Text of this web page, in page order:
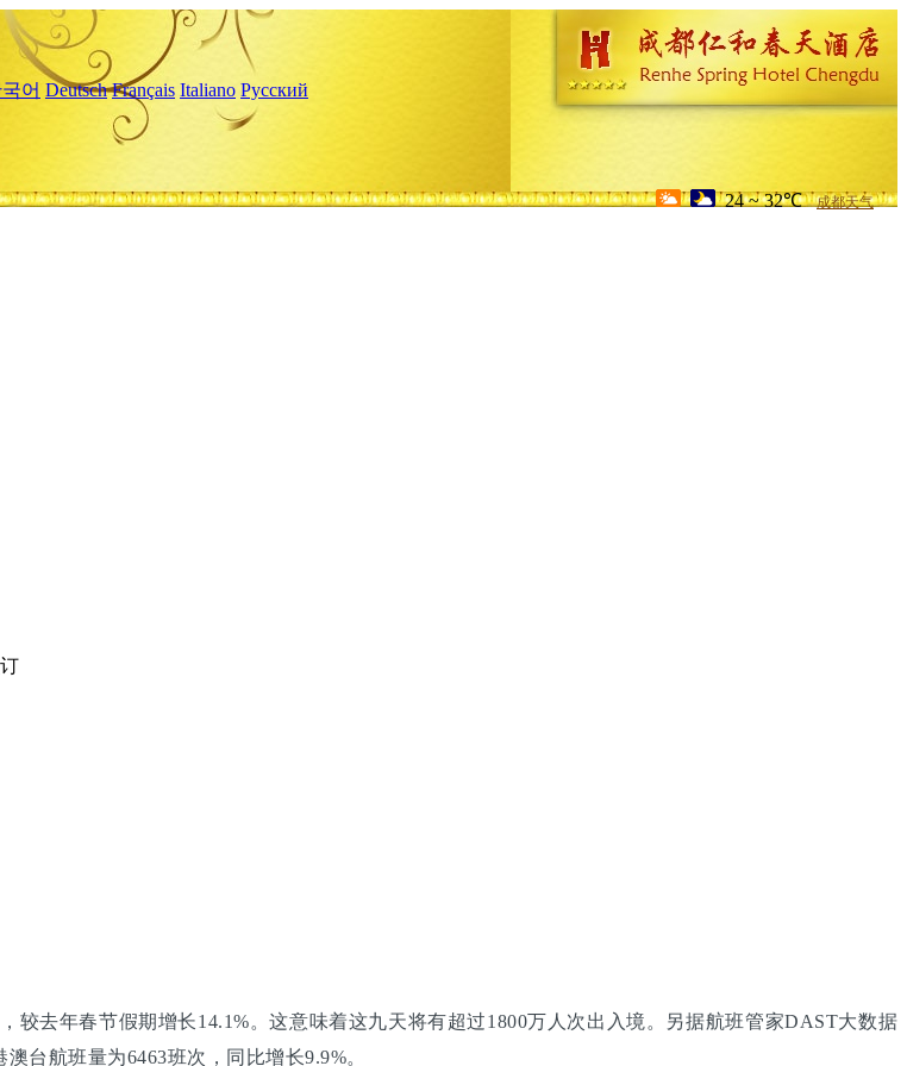
어 Deutsch Français Italiano Русский
24 ~ 32℃ 成都天气
去年春节假期增长14.1%。这意味着这九天将有超过1800万人次出入境。另据航班管家DAST大数据
台航班量为6463班次，同比增长9.9%。